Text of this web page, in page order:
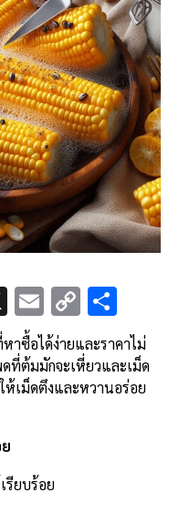
X E
m
ai
l
C
py
Li
h
ar
e
ซื้อได้ง่ายและราคาไม่
ต้มมักจะเหี่ยวและเม็ด
ห้เม็ดตึงและหวานอร่อย
รียบร้อย